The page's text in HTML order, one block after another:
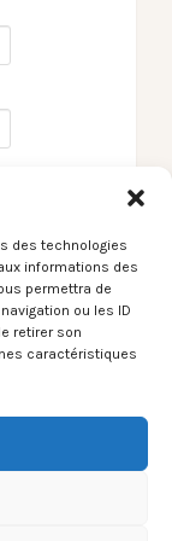
des technologies
informations des
permettra de
ou les ID
retirer son
caractéristiques
Train + Skip
– Challenge
(Oloron) –